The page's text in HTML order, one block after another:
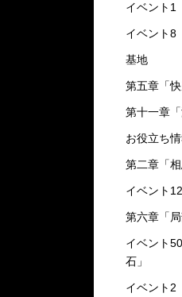
イベント1
イベント8
基地
第五章「快
第十一章「
お役立ち
第二章「相
イベント
第六章「局
イベント
石」
イベント2